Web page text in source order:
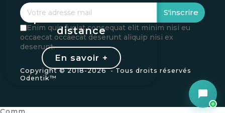
Vos loupes
personnalisées à
distance
En savoir +
S'inscrire
Enim quis fugiat consequat elit minim nisi eu
occaecat occaecat deserunt aliquip nisi ex
deserunt.
Copyright © 2018-2026 - Tous droits réservés
Odentik™